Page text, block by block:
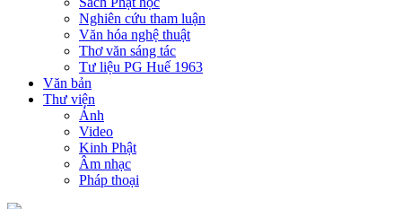
Nghiên cứu tham luận
Văn hóa nghệ thuật
Thơ văn sáng tác
Tư liệu PG Huế 1963
Văn bản
Thư viện
Ảnh
Video
Kinh Phật
Âm nhạc
Pháp thoại